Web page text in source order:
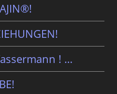
! …